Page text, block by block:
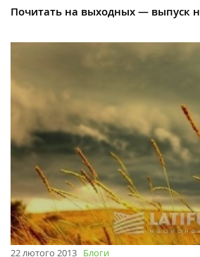
Почитать на выходных — выпуск
22 лютого 2013 Блоги